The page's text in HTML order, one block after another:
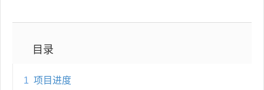
目录
1 项目进度